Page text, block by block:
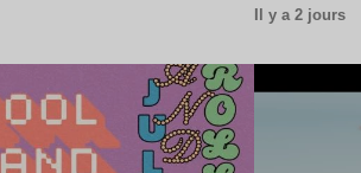
Il y a 2 jours
Lire l’article